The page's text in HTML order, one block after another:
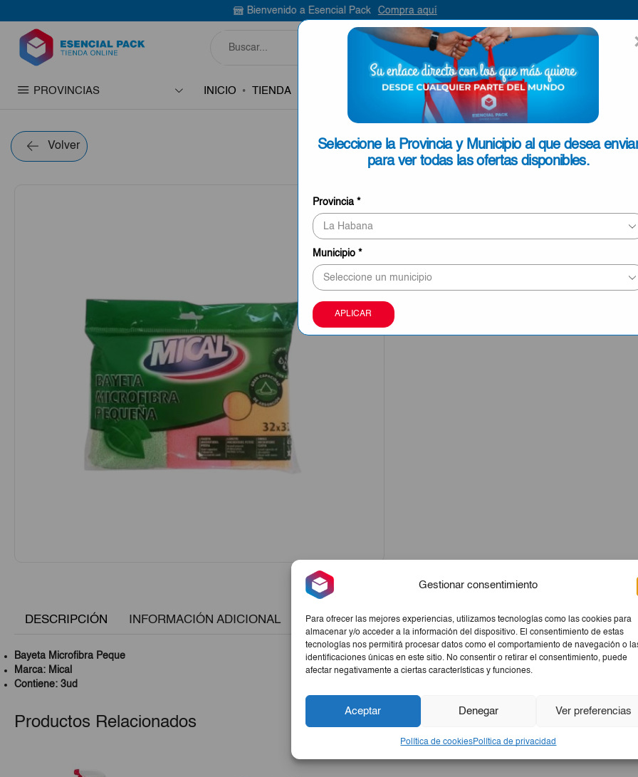
Gestionar consentimiento
Para ofrecer las mejores experiencias, utilizamos tecnologías como las cookies para
almacenar y/o acceder a la información del dispositivo. El consentimiento de estas
tecnologías nos permitirá procesar datos como el comportamiento de navegación o
identificaciones únicas en este sitio. No consentir o retirar el consentimiento, puede
afectar negativamente a ciertas características y funciones.
Aceptar Denegar Ver preferencias
Política de cookiesPolítica de privacidad
Seleccione la Provincia y Municipio al que desea
para ver todas las ofertas disponibles.
Provincia *
Municipio *
APLICAR
Bienvenido a Esencial Pack Compra aquí
SEARCH
INPUT
PROVINCIAS INICIO TIENDA
Volver
€1,79
8 personas revisando este producto ahora
Este producto puede ser entregado en Ciego de
Camagüey y Las Tunas
DESCRIPCIÓN INFORMACIÓN ADICIONAL
Bayeta Microfibra Peque
Marca: Mical
Contiene: 3ud
Productos Relacionados